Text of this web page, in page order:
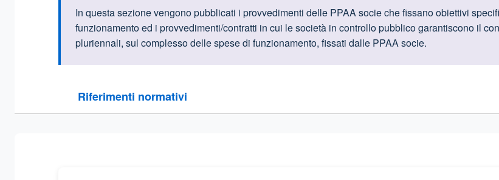
Informazioni introduttive
In questa sezione vengono pubblicati i provvedimenti delle PPAA socie che fissano obiettivi
funzionamento ed i provvedimenti/contratti in cui le società in controllo pubblico garantiscono il
pluriennali, sul complesso delle spese di funzionamento, fissati dalle PPAA socie.
Riferimenti normativi
Sezione compressa